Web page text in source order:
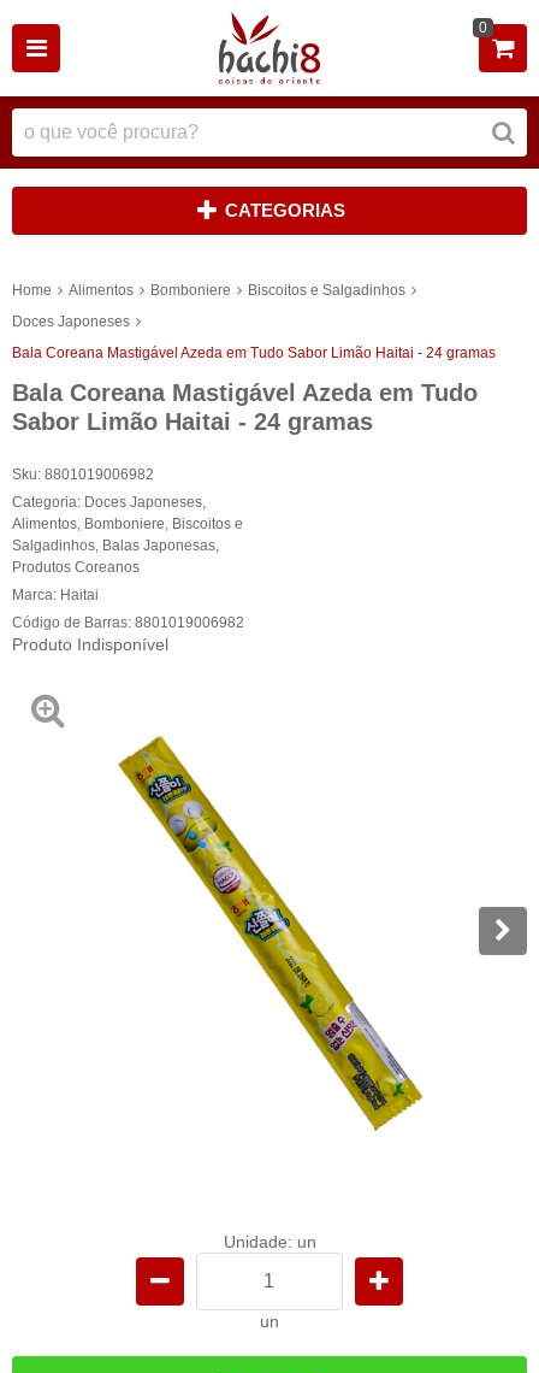
0
CATEGORIAS
Home Alimentos Bomboniere
Biscoitos e Salgadinhos
Doces Japoneses
Bala Coreana Mastigável Azeda em Tudo Sabor Limão Haitai - 24 gramas
Bala Coreana Mastigável Azeda em Tudo
Sabor Limão Haitai - 24 gramas
Sku: 8801019006982
Categoria: Doces Japoneses
Alimentos Bomboniere Biscoitos e
Salgadinhos Balas Japonesas
Produtos Coreanos
Marca: Haitai
Código de Barras: 8801019006982
Produto Indisponível
Unidade: un
un